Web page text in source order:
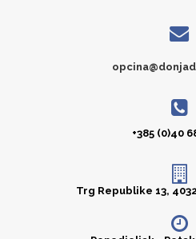
+385 (0)40
Trg Republike 13,